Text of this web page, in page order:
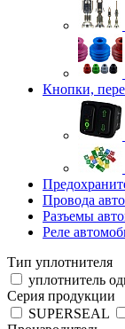
Кнопки,
Провода
Разъемы
Реле
Тип уплотнителя
уплотнитель
Серия продукции
SUPERSEAL